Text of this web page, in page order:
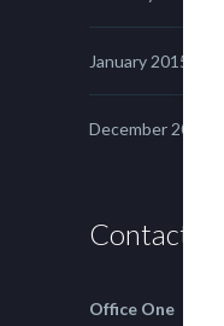
January 2015
December 2014
Contact us
Office One